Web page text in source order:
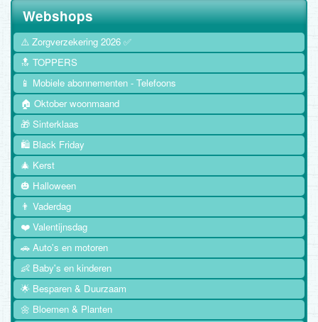
Webshops
⚠️ Zorgverzekering 2026 ✅
🔝 TOPPERS
📱 Mobiele abonnementen - Telefoons
🏠 Oktober woonmaand
🎁 Sinterklaas
🛍️ Black Friday
🎄 Kerst
🎃 Halloween
👨 Vaderdag
❤️ Valentijnsdag
🚗 Auto's en motoren
👶 Baby's en kinderen
🌟 Besparen & Duurzaam
🌼 Bloemen & Planten